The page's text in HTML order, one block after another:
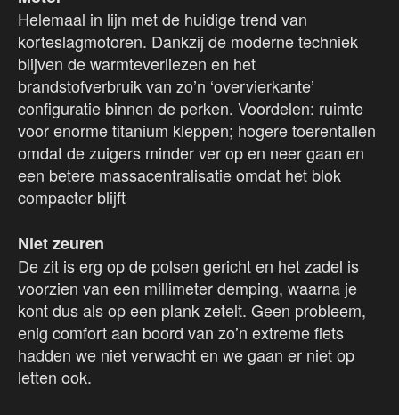
Helemaal in lijn met de huidige trend van
korteslagmotoren. Dankzij de moderne techniek
blijven de warmteverliezen en het
brandstofverbruik van zo’n ‘overvierkante’
configuratie binnen de perken. Voordelen: ruimte
voor enorme titanium kleppen; hogere toerentallen
omdat de zuigers minder ver op en neer gaan en
een betere massacentralisatie omdat het blok
compacter blijft
Niet zeuren
De zit is erg op de polsen gericht en het zadel is
voorzien van een millimeter demping, waarna je
kont dus als op een plank zetelt. Geen probleem,
enig comfort aan boord van zo’n extreme fiets
hadden we niet verwacht en we gaan er niet op
letten ook.